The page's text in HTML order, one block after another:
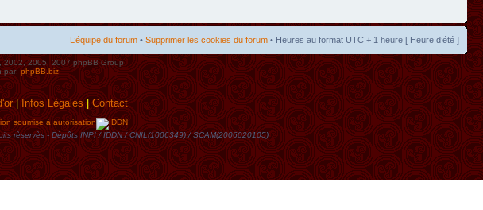
L’équipe du forum • Supprimer les cookies du forum • Heures au format UTC + 1 heure [ Heure d’été ]
2005, 2007 phpBB Group
par:phpBB.biz
|Infos Lègales|Contact
soumise à autorisation
rèservès - Dèpôts INPI / IDDN / CNIL(1006349) / SCAM(2006020105)